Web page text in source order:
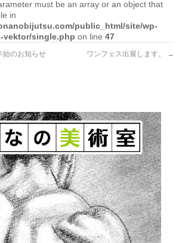
must be an array or an object that
in
public_html/site/wp-
vektor/single.php on line47
始のお知らせ
ワンフェス出展します。 →